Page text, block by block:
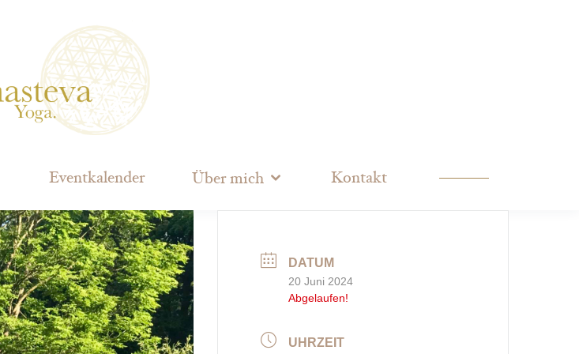
Eventkalender Über mich Kontakt
DATUM
20 Juni 2024
Abgelaufen!
UHRZEIT